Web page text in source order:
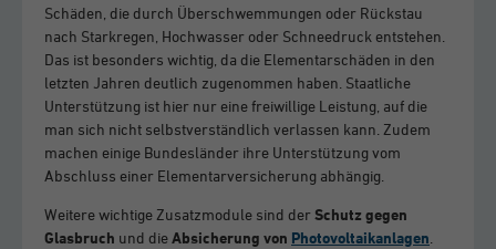
Schäden, die durch Überschwemmungen oder Rückstau
nach Starkregen, Hochwasser oder Schneedruck entstehen.
Das ist besonders wichtig, da die Elementarschäden in den
letzten Jahren deutlich zugenommen haben. Staatliche
Unterstützung ist hier nur eine freiwillige Leistung, auf die
man sich nicht selbstverständlich verlassen kann. Zudem
machen einige Bundesländer ihre Unterstützung vom
Abschluss einer Elementarversicherung abhängig.
Weitere wichtige Zusatzmodule sind derSchutz gegen
Glasbruch und dieAbsicherung von Photovoltaikanlagen